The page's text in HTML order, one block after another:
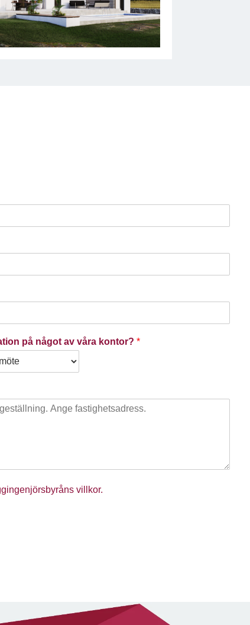
på något av våra kontor? *
villkor.